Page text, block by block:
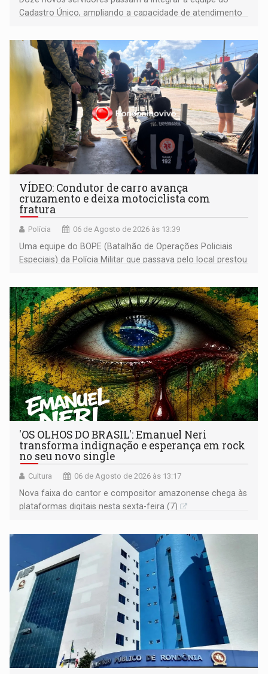
Cadastro Único, ampliando a capacidade de atendimento
VÍDEO: Condutor de carro avança
cruzamento e deixa motociclista com
fratura
Polícia 06 de Agosto de 2026 às 13:39
Uma equipe do BOPE (Batalhão de Operações Policiais
Especiais) da Polícia Militar que passava pelo local prestou
'OS OLHOS DO BRASIL': Emanuel Neri
transforma indignação e esperança em rock
no seu novo single
Cultura 06 de Agosto de 2026 às 13:17
Nova faixa do cantor e compositor amazonense chega às
plataformas digitais nesta sexta-feira (7)